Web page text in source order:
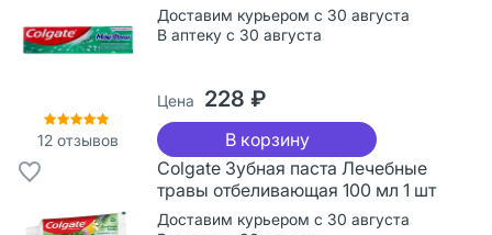
12 отзывов
Доставим курьером с 30 августа
В аптеку с 30 августа
Цена 228 ₽
В корзину
Colgate Зубная паста Лечебные
травы отбеливающая 100 мл 1 шт
Доставим курьером с 30 августа